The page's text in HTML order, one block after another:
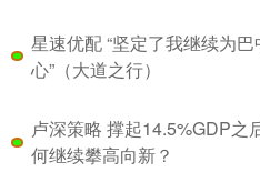
星速优配 “坚定了我继续为
心”（大道之行）
卢深策略 撑起14.5%GDP之
何继续攀高向新？